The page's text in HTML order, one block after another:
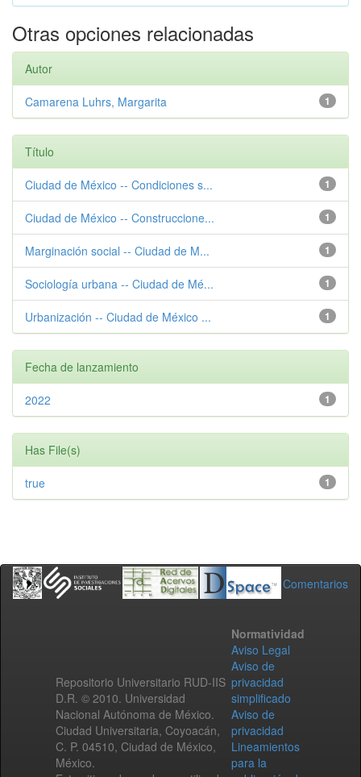
Otras opciones relacionadas
Autor
1
Camarena Luhrs, Margarita
Título
1
Ciudad de México -- Condiciones s...
1
Ciudad de México -- Construccione...
1
Marginación social -- Ciudad de M...
1
Sociología urbana -- Ciudad de Mé...
1
Urbanización -- Ciudad de México ...
Fecha de lanzamiento
1
2022
Has File(s)
1
true
Comentarios
Repositorio Universitario RUD-IIS
D.R. © 2010. Universidad
Nacional Autónoma de México.
Ciudad Universitaria, Coyoacán,
C. P. 04510, Ciudad de México,
México.
Normatividad
Aviso Legal
Aviso de
privacidad
simplificado
Aviso de
privacidad
Lineamientos
para la